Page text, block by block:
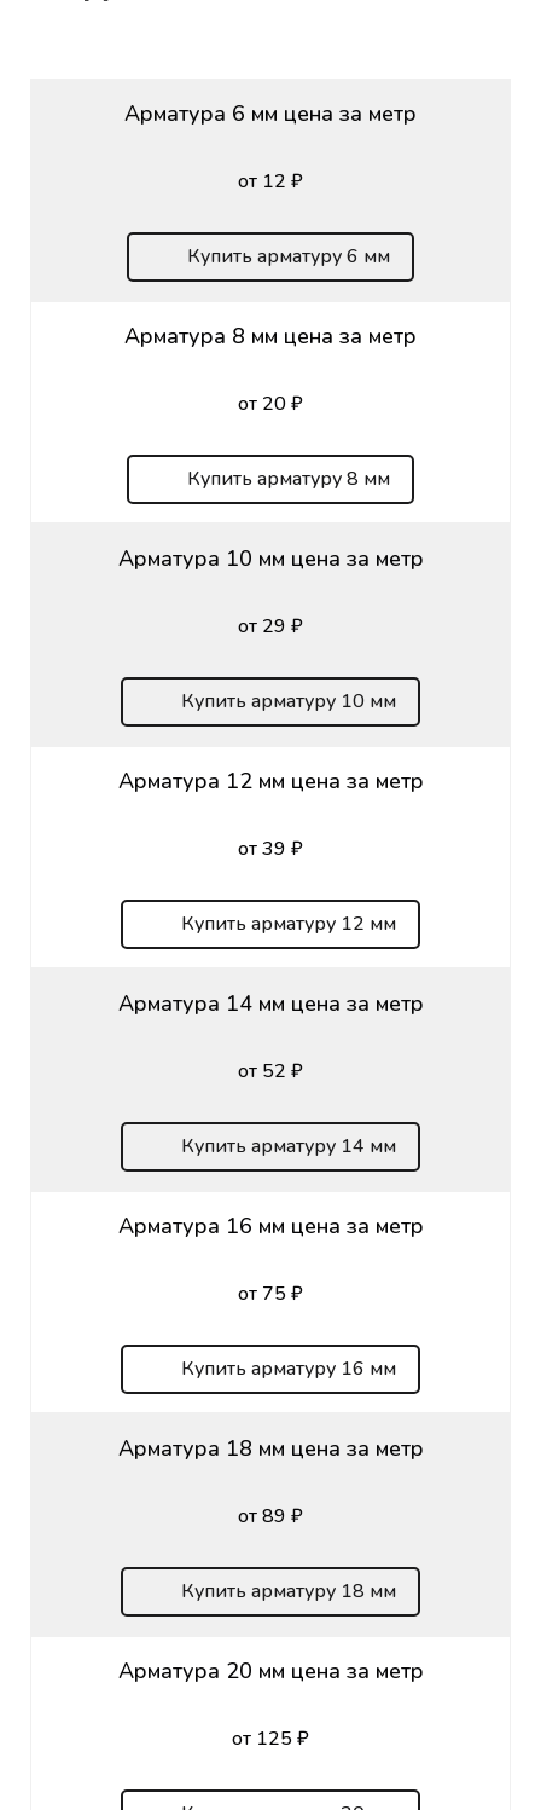
Арматура 6 мм цена за метр
от 12 ₽
Купить арматуру 6 мм
Арматура 8 мм цена за метр
от 20 ₽
Купить арматуру 8 мм
Арматура 10 мм цена за метр
от 29 ₽
Купить арматуру 10 мм
Арматура 12 мм цена за метр
от 39 ₽
Купить арматуру 12 мм
Арматура 14 мм цена за метр
от 52 ₽
Купить арматуру 14 мм
Арматура 16 мм цена за метр
от 75 ₽
Купить арматуру 16 мм
Арматура 18 мм цена за метр
от 89 ₽
Купить арматуру 18 мм
Арматура 20 мм цена за метр
от 125 ₽